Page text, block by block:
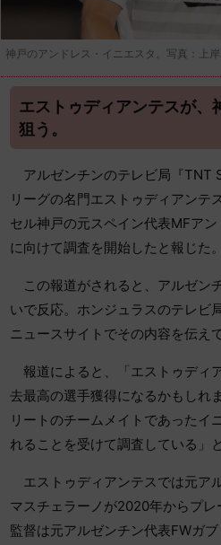
神戸のアンドレス・イニエスタ。写真：上
エストゥディアンテスが、
狙う。
アルゼンチンのテレビ局『TNT
リーグの名門エストゥディアンテ
セル神戸の元スペイン代表MFア
に向けて調査を開始したと報じた。
この報道がされると、アルゼン
いで反応。ホンジュラスのテレ
ニュースサイトでその内容を伝え
報道によると、「エストゥディ
去最高の選手獲得になるかもしれ
リートのチームメイトであったイ
れることを受けて調査している」
エストゥディアンテスでは元ア
マスチェラーノが2020年からプレ
監督は元アルゼンチン代表FWガ